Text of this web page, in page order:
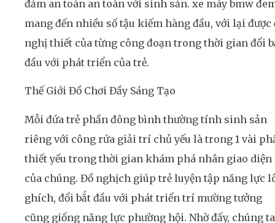
đảm an toàn an toàn với sinh sản. xe máy bmw
mang đến nhiều số tậu kiếm hàng đầu, với lại được
nghị thiết của từng công đoạn trong thời gian đổi
đầu với phát triển của trẻ.
Thế Giới Đồ Chơi Đầy Sáng Tạo
Mỗi đứa trẻ phần đông bình thường tính sinh sản
riêng với công rứa giải trí chủ yếu là trong 1 vài
thiết yếu trong thời gian khám phá nhân giao diện
của chúng. Đồ nghịch giúp trẻ luyện tập năng lực
ghích, đổi bắt đầu với phát triển trí mường tưởng
cũng giống năng lực phường hội. Nhờ đấy, chúng ta